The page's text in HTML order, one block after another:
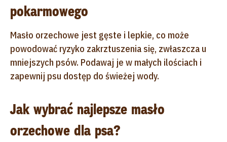
pokarmowego
Masło orzechowe jest gęste i lepkie, co może
powodować ryzyko zakrztuszenia się, zwłaszcza u
mniejszych psów. Podawaj je w małych ilościach i
zapewnij psu dostęp do świeżej wody.
Jak wybrać najlepsze masło
orzechowe dla psa?